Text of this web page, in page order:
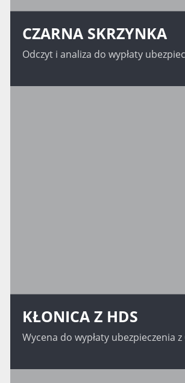
CZARNA SKRZYNKA
Odczyt i analiza do wypłaty
KŁONICA Z HDS
Wycena do wypłaty ubezpieczenia z